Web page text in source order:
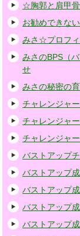
☆胸郭と肩甲
お勧めできな
みさ☆プロフ
みさのBPS（
せ
みさの秘密の
チャレンジャ
チャレンジャ
チャレンジャ
バストアップ
バストアップ
バストアップ
バストアップ
バストアップ